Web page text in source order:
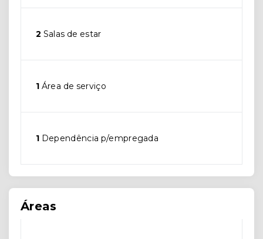
2 Salas de estar
1 Área de serviço
1 Dependência p/empregada
Áreas